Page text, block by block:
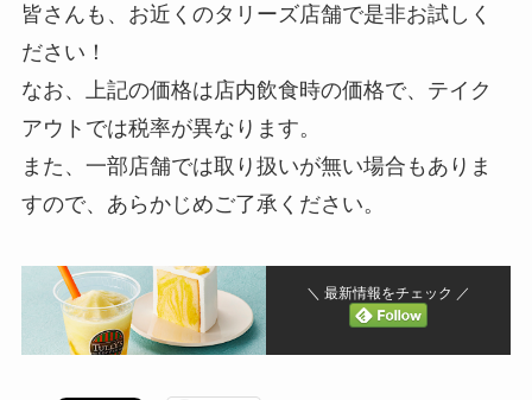
皆さんも、お近くのタリーズ店舗で是非お試しく
ださい！
なお、上記の価格は店内飲食時の価格で、テイク
アウトでは税率が異なります。
また、一部店舗では取り扱いが無い場合もありま
すので、あらかじめご了承ください。
＼ 最新情報をチェック ／